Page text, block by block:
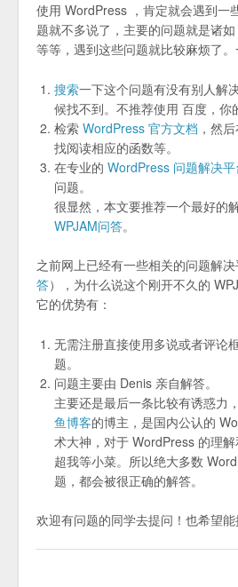
使用 WordPress ，肯定就会遇到一
题就不多说了，主要的问题就是诸
等等，遇到这些问题就比较麻烦了。
搜索一下这个问题有没有别人解
候找不到。不推荐使用 百度，你
检索 WordPress 官方文档 ，然
找阅读相应的函数等。
在专业的 WordPress 问题解决平
问题。
很显然，本文要推荐一个最好的
WPJAM问答。
之前网上已经有一些相关的问题解
答），为什么说这个刚开不久的
它的优势有：
无需注册直接使用多说或者评论
题。
问题主要由 Denis 亲自解答。
主要还是最后一条比较有诱惑力
鱼博客的博主，是国内公认的
术大神，对于 WordPress 的理
超我等小菜。所以绝大多数
题，都会被很正确的解答。
欢迎有问题的同学去提问！也希望能